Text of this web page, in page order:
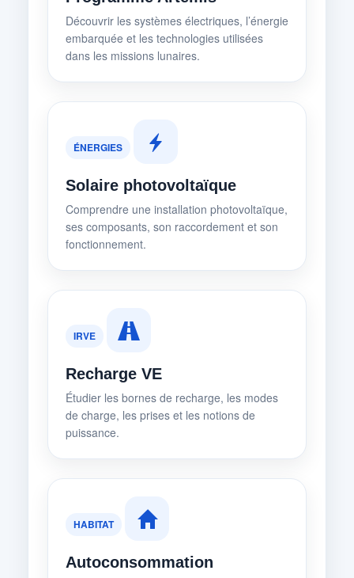
Découvrir les systèmes électriques, l’énergie
embarquée et les technologies utilisées
dans les missions lunaires.
ÉNERGIES
Solaire photovoltaïque
Comprendre une installation photovoltaïque,
ses composants, son raccordement et son
fonctionnement.
IRVE
Recharge VE
Étudier les bornes de recharge, les modes
de charge, les prises et les notions de
puissance.
HABITAT
Autoconsommation